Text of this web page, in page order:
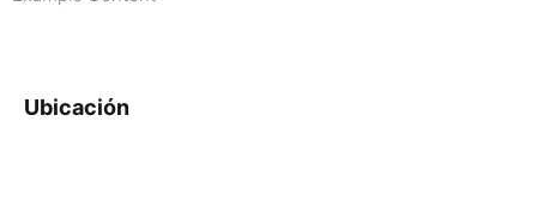
Ubicación